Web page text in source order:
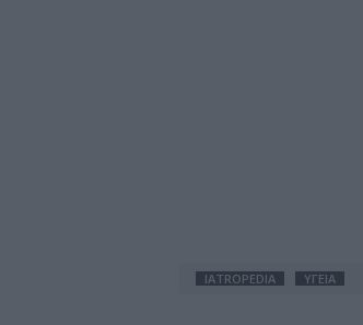
IATROPEDIA ΥΓΕΙΑ